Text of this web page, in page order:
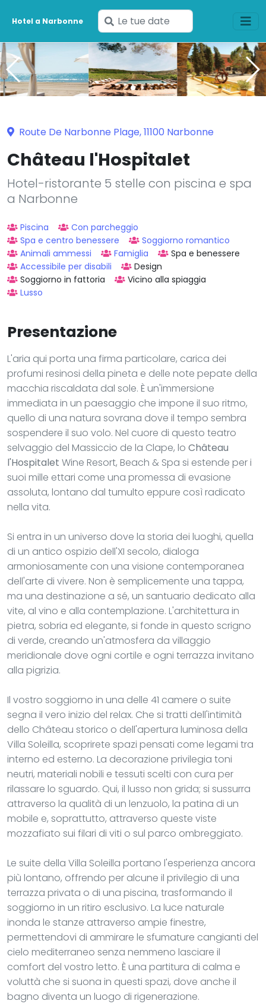
Hotel a Narbonne
Inserisci
le
tue
date
Route De Narbonne Plage, 11100 Narbonne
Château l'Hospitalet
Hotel-ristorante 5 stelle con piscina e spa
a Narbonne
Piscina
Con parcheggio
Spa e centro benessere
Soggiorno romantico
Animali ammessi
Famiglia
Spa e benessere
Accessibile per disabili
Design
Soggiorno in fattoria
Vicino alla spiaggia
Lusso
Presentazione
L'aria qui porta una firma particolare, carica dei
profumi resinosi della pineta e delle note pepate della
macchia riscaldata dal sole. È un'immersione
immediata in un paesaggio che impone il suo ritmo,
quello di una natura sovrana dove il tempo sembra
sospendere il suo volo. Nel cuore di questo teatro
selvaggio del Massiccio de la Clape, lo Château
l'Hospitalet Wine Resort, Beach & Spa si estende per i
suoi mille ettari come una promessa di evasione
assoluta, lontano dal tumulto eppure così radicato
nella vita.
Si entra in un universo dove la storia dei luoghi, quella
di un antico ospizio dell'XI secolo, dialoga
armoniosamente con una visione contemporanea
dell'arte di vivere. Non è semplicemente una tappa,
ma una destinazione a sé, un santuario dedicato alla
vite, al vino e alla contemplazione. L'architettura in
pietra, sobria ed elegante, si fonde in questo scrigno
di verde, creando un'atmosfera da villaggio
meridionale dove ogni cortile e ogni terrazza invitano
alla pigrizia.
Il vostro soggiorno in una delle 41 camere o suite
segna il vero inizio del relax. Che si tratti dell'intimità
dello Château storico o dell'apertura luminosa della
Villa Soleilla, scoprirete spazi pensati come legami tra
interno ed esterno. La decorazione privilegia toni
neutri, materiali nobili e tessuti scelti con cura per
rilassare lo sguardo. Qui, il lusso non grida; si sussurra
attraverso la qualità di un lenzuolo, la patina di un
mobile e, soprattutto, attraverso queste viste
mozzafiato sui filari di viti o sul parco ombreggiato.
Le suite della Villa Soleilla portano l'esperienza ancora
più lontano, offrendo per alcune il privilegio di una
terrazza privata o di una piscina, trasformando il
soggiorno in un ritiro esclusivo. La luce naturale
inonda le stanze attraverso ampie finestre,
permettendovi di ammirare le sfumature cangianti del
cielo mediterraneo senza nemmeno lasciare il
comfort del vostro letto. È una partitura di calma e
voluttà che si suona in questi spazi, dove anche il
bagno diventa un luogo di rigenerazione.